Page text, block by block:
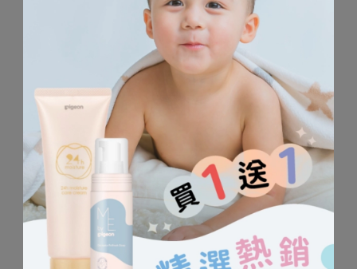
找不到這個商品